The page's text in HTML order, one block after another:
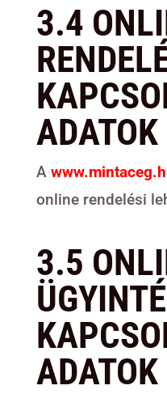
3.4
ADATOK
A
online rendelési
3.5
ADATOK